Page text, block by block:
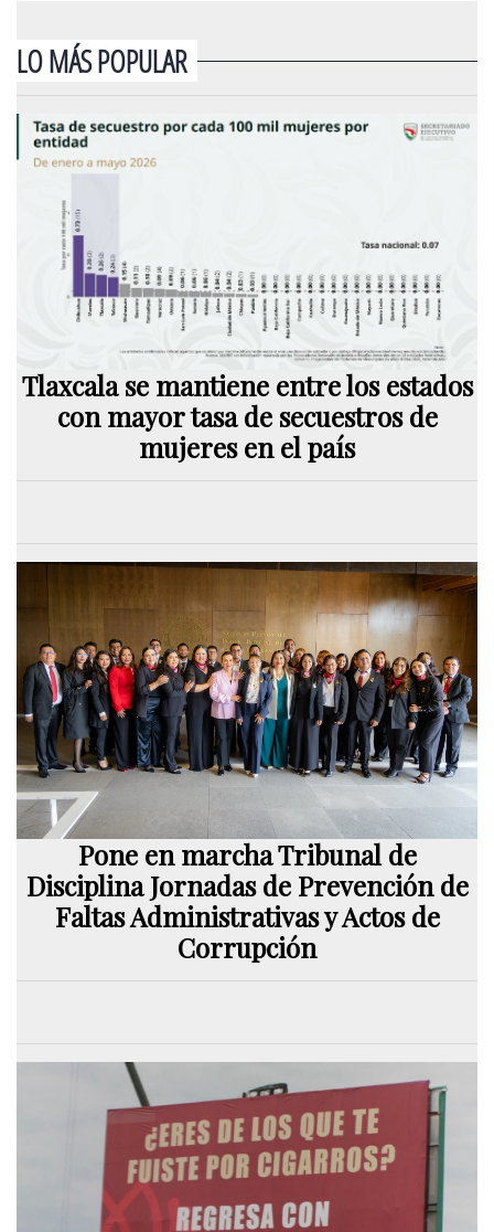
LO MÁS POPULAR
Tlaxcala se mantiene entre los estados
con mayor tasa de secuestros de
mujeres en el país
Pone en marcha Tribunal de
Disciplina Jornadas de Prevención de
Faltas Administrativas y Actos de
Corrupción